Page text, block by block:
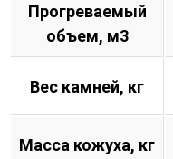
Прогреваемый
объем, м3
Вес камней, кг
Масса кожуха, кг